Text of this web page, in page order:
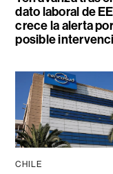
dato laboral de
crece la alerta por
posible
CHILE